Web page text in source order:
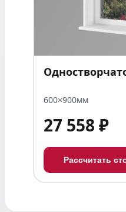
600×900мм
27 558 ₽
Рассчитать